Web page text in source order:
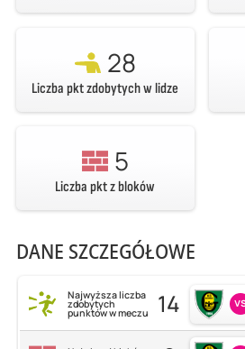
28
Liczba pkt zdobytych w lidze
5
Liczba pkt z bloków
DANE SZCZEGÓŁOWE
Najwyższa liczba
zdobytych
punktów w meczu 14